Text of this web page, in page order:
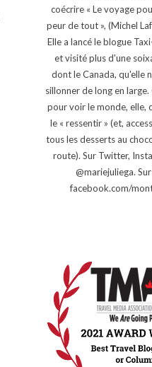
coécrire « Le voyage
peur de tout », (Michel
Elle a lancé le blogue
et visité plus d'une
dont le Canada, qu'elle
sillonner de long en
pour voir le monde, elle,
le « ressentir » (et,
tous les desserts au
route). Sur Twitter,
@mariejuliega.
facebook.com/